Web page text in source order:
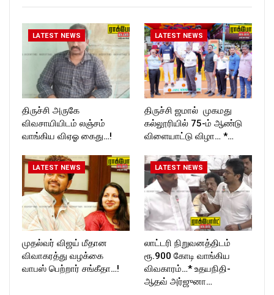
LATEST NEWS
திருச்சி அருகே
விவசாயியிடம் லஞ்சம்
வாங்கிய விஏஓ கைது…!
LATEST NEWS
திருச்சி ஜமால் முகமது
கல்லூரியில் 75-ம் ஆண்டு
விளையாட்டு விழா… *…
LATEST NEWS
முதல்வர் விஜய் மீதான
விவாகரத்து வழக்கை
வாபஸ் பெற்றார் சங்கீதா…!
LATEST NEWS
லாட்டரி நிறுவனத்திடம்
ரூ.900 கோடி வாங்கிய
விவகாரம்…* உதயநிதி-
ஆதவ் அர்ஜுனா…